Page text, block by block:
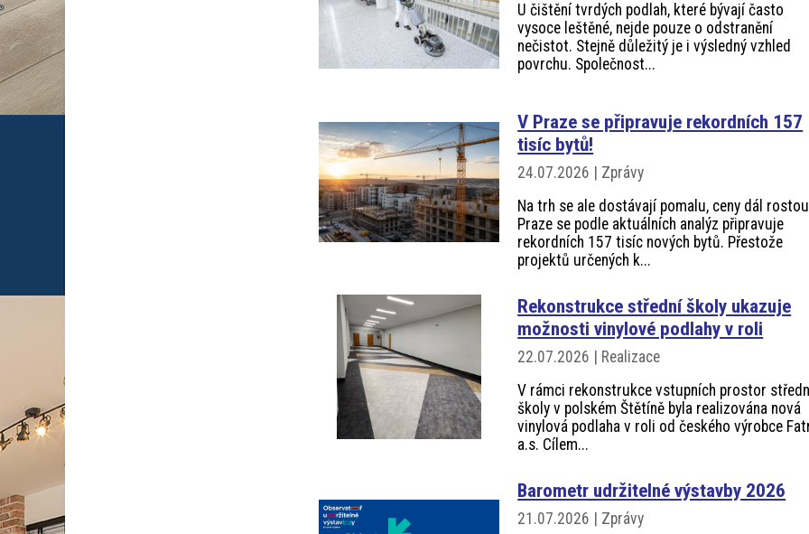
U čištění tvrdých podlah, které bývají často
vysoce leštěné, nejde pouze o odstranění
nečistot. Stejně důležitý je i výsledný vzhled
povrchu. Společnost...
V Praze se připravuje rekordních 157
tisíc bytů!
24.07.2026 | Zprávy
Na trh se ale dostávají pomalu, ceny dál
Praze se podle aktuálních analýz připravuje
rekordních 157 tisíc nových bytů. Přestože
projektů určených k...
Rekonstrukce střední školy ukazuje
možnosti vinylové podlahy v roli
22.07.2026 | Realizace
V rámci rekonstrukce vstupních prostor
školy v polském Štětíně byla realizována nová
vinylová podlaha v roli od českého výrobce
a.s. Cílem...
Barometr udržitelné výstavby 2026
21.07.2026 | Zprávy